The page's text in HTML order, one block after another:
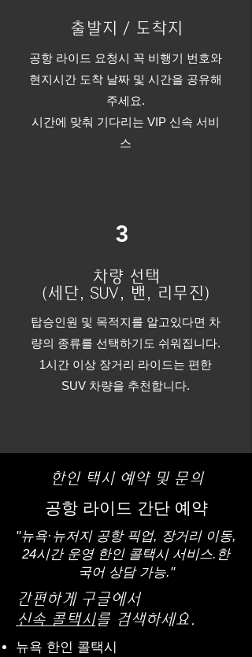
출발지 / 도착지
공항 라이드 요청시 꼭 비행기 번호와
현지시간 도착 날짜 및 시간을 공유해
주세요.
시간에 맞춰 기다리는 VIP 신속 서비
스
3
차량 선택
(세단, SUV, 밴, 리무진)
탑승인원 및 목적지를 알고있다면 차
량의 종류를 선택하기도 쉬워집니다.
​1시간 이상 장거리 라이드는 편한
SUV 차량을 추천합니다.
한인 택시 예약 및 문의
공항 라이드 간단 예약
"뉴욕·뉴저지 공항 픽업, 장거리 이동,
24시간 운영 한인 콜택시 서비스. 한
국어 상담 가능."
간편하게 구글에서
​신속 콜택시를 검색하세요.
뉴욕 한인 콜택시